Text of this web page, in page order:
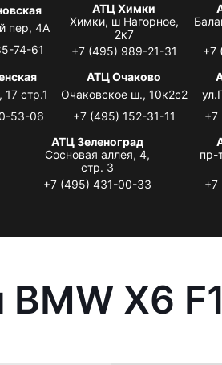
пер, 4А
74-61
АТЦ Химки
Химки, ш Нагорное,
2к7
+7 (495) 989-21-31
+7
стр.1
53-06
АТЦ Очаково
Очаковское ш., 10к2с2
+7 (495) 152-31-11
+7
АТЦ Зеленоград
Сосновая аллея, 4,
стр. 3
+7 (495) 431-00-33
пр-
+7
X6